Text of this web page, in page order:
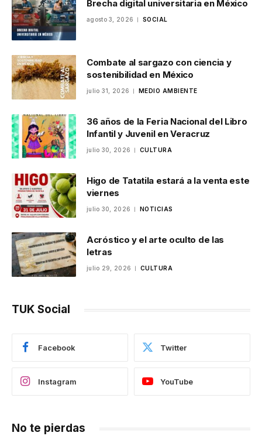
Brecha digital universitaria en México
agosto 3, 2026 SOCIAL
Combate al sargazo con ciencia y
sostenibilidad en México
julio 31, 2026 MEDIO AMBIENTE
36 años de la Feria Nacional del Libro
Infantil y Juvenil en Veracruz
julio 30, 2026 CULTURA
Higo de Tatatila estará a la venta este
viernes
julio 30, 2026 NOTICIAS
Acróstico y el arte oculto de las
letras
julio 29, 2026 CULTURA
TUK Social
Facebook Twitter
Instagram YouTube
No te pierdas